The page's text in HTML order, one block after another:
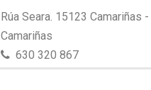
Rúa Seara. 15123 Camariñas -
Camariñas
630 320 867